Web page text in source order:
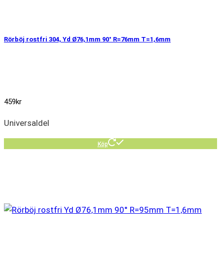
Rörböj rostfri 304, Yd Ø76,1mm 90° R=76mm T=1,6mm
459kr
Universaldel
Köp